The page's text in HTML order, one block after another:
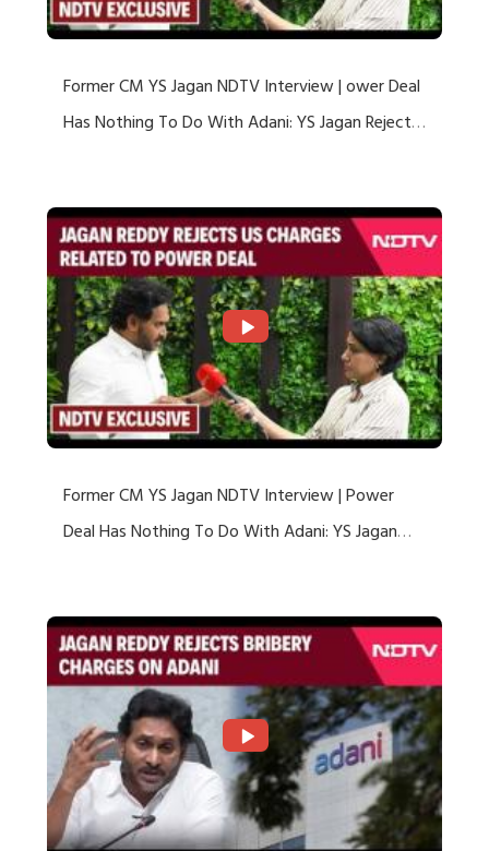
Former CM YS Jagan NDTV Interview | ower Deal
Has Nothing To Do With Adani: YS Jagan Rejects
Former CM YS Jagan NDTV Interview | Power
Deal Has Nothing To Do With Adani: YS Jagan